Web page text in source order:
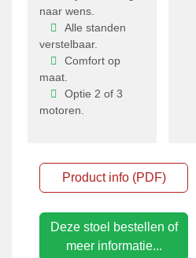
naar wens.
Alle standen
verstelbaar.
Comfort op
maat.
Optie 2 of 3
motoren.
Product info (PDF)
Deze stoel bestellen of
meer informatie...